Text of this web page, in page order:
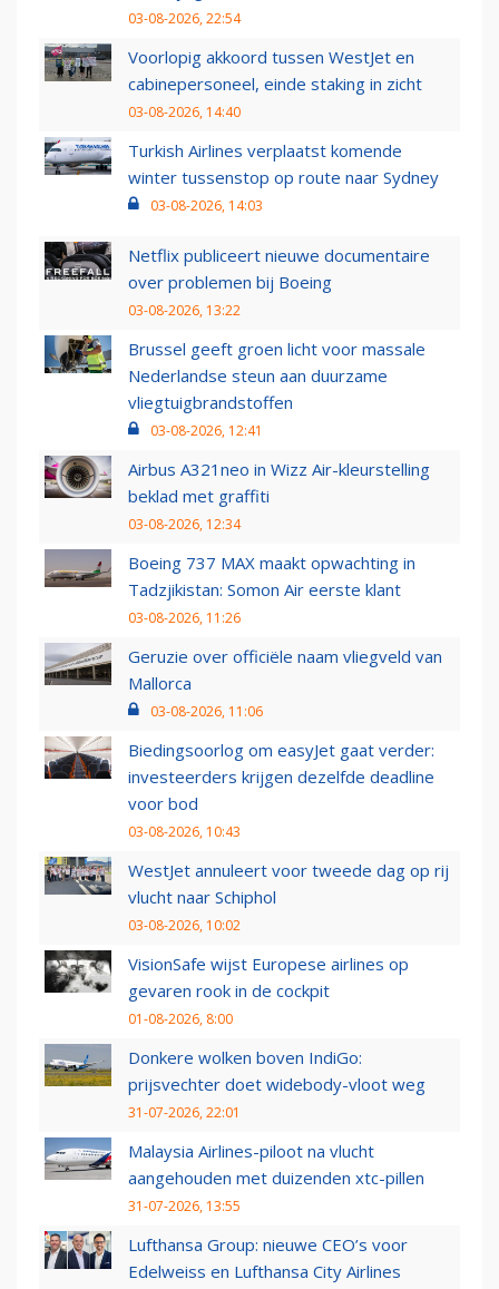
03-08-2026, 22:54
Voorlopig akkoord tussen WestJet en
cabinepersoneel, einde staking in zicht
03-08-2026, 14:40
Turkish Airlines verplaatst komende
winter tussenstop op route naar Sydney
03-08-2026, 14:03
Netflix publiceert nieuwe documentaire
over problemen bij Boeing
03-08-2026, 13:22
Brussel geeft groen licht voor massale
Nederlandse steun aan duurzame
vliegtuigbrandstoffen
03-08-2026, 12:41
Airbus A321neo in Wizz Air-kleurstelling
beklad met graffiti
03-08-2026, 12:34
Boeing 737 MAX maakt opwachting in
Tadzjikistan: Somon Air eerste klant
03-08-2026, 11:26
Geruzie over officiële naam vliegveld van
Mallorca
03-08-2026, 11:06
Biedingsoorlog om easyJet gaat verder:
investeerders krijgen dezelfde deadline
voor bod
03-08-2026, 10:43
WestJet annuleert voor tweede dag op rij
vlucht naar Schiphol
03-08-2026, 10:02
VisionSafe wijst Europese airlines op
gevaren rook in de cockpit
01-08-2026, 8:00
Donkere wolken boven IndiGo:
prijsvechter doet widebody-vloot weg
31-07-2026, 22:01
Malaysia Airlines-piloot na vlucht
aangehouden met duizenden xtc-pillen
31-07-2026, 13:55
Lufthansa Group: nieuwe CEO’s voor
Edelweiss en Lufthansa City Airlines